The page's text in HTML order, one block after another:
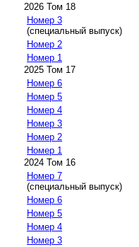
2026 Том 18
Номер 3
(специальный выпуск)
Номер 2
Номер 1
2025 Том 17
Номер 6
Номер 5
Номер 4
Номер 3
Номер 2
Номер 1
2024 Том 16
Номер 7
(специальный выпуск)
Номер 6
Номер 5
Номер 4
Номер 3